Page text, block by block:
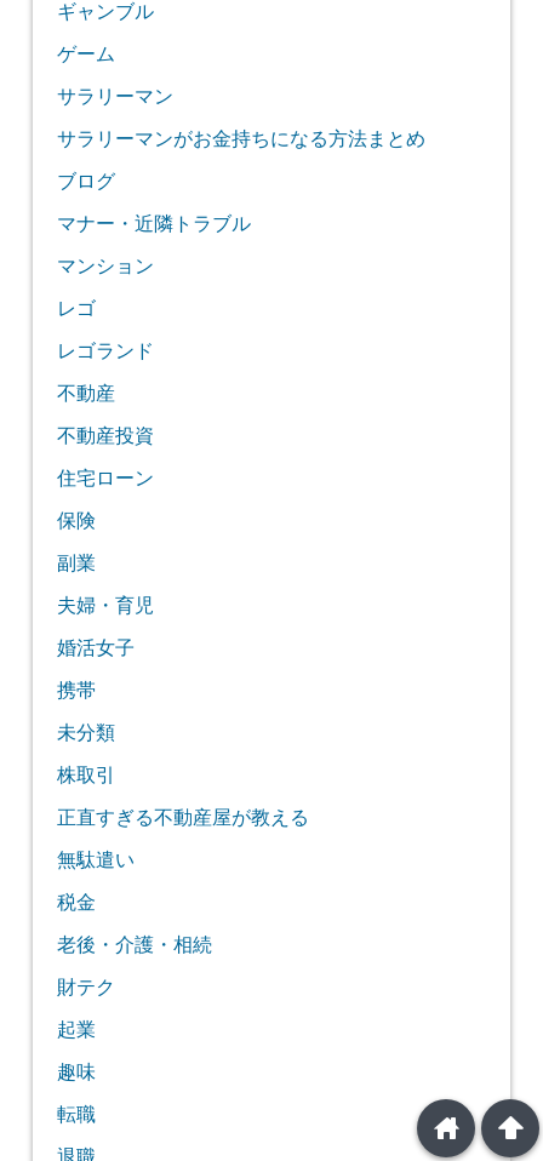
ギャンブル
ゲーム
サラリーマン
サラリーマンがお金持ちになる方法まとめ
ブログ
マナー・近隣トラブル
マンション
レゴ
レゴランド
不動産
不動産投資
住宅ローン
保険
副業
夫婦・育児
婚活女子
携帯
未分類
株取引
正直すぎる不動産屋が教える
無駄遣い
税金
老後・介護・相続
財テク
起業
趣味
転職
退職
arrowup
home